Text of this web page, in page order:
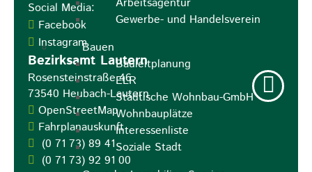
Gewerbe- und Handelsverein
Bauen
Bauleitplanung
ELR
Städtische Wohnbau-GmbH
Wohnbauplätze
Interessenliste
Soziale Stadt
Social Media:
Facebook
Instagram
Bezirksamt Lautern
Rosensteinstraße 46
73540 Heubach-Lautern
OpenStreetMap
Fahrplanauskunft
(0 71 73) 89 41
(0 71 73) 92 91 00